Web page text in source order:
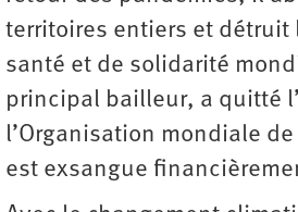
territoires entiers et détruit
santé et de solidarité
principal bailleur, a quitté
l’Organisation mondiale
est exsangue